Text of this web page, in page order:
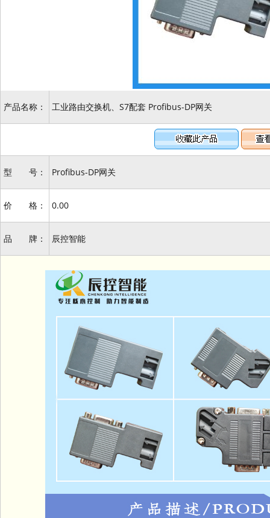
产品名称： 工业路由交换机、S7配套 Profibus-DP网关
型 号： Profibus-DP网关
价 格： 0.00
品 牌： 辰控智能